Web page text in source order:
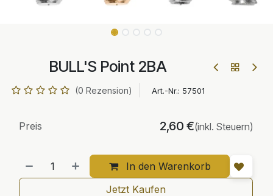
BULL'S Point 2BA
(0 Rezension) Art.-Nr.: 57501
In den Warenkorb
Preis 2,60 €(inkl. Steuern)
Jetzt Kaufen